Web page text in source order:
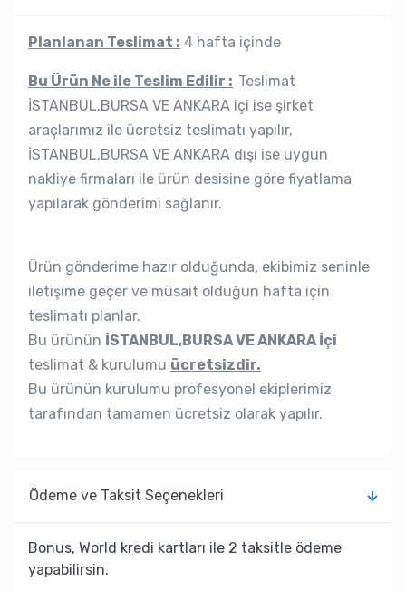
Planlanan Teslimat : 4 hafta içinde
Bu Ürün Ne ile Teslim Edilir : Teslimat
İSTANBUL,BURSA VE ANKARA içi ise şirket
araçlarımız ile ücretsiz teslimatı yapılır,
İSTANBUL,BURSA VE ANKARA dışı ise uygun
nakliye firmaları ile ürün desisine göre fiyatlama
yapılarak gönderimi sağlanır.
Ürün gönderime hazır olduğunda, ekibimiz seninle
iletişime geçer ve müsait olduğun hafta için
teslimatı planlar.
Bu ürünün İSTANBUL,BURSA VE ANKARA İçi
teslimat & kurulumu ücretsizdir.
Bu ürünün kurulumu profesyonel ekiplerimiz
tarafından tamamen ücretsiz olarak yapılır.
Ödeme ve Taksit Seçenekleri
Bonus, World kredi kartları ile 2 taksitle ödeme
yapabilirsin.